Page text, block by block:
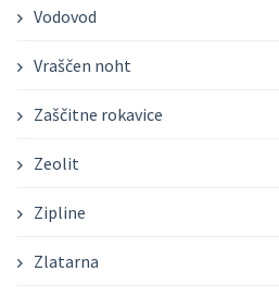
Vodovod
Vraščen noht
Zaščitne rokavice
Zeolit
Zipline
Zlatarna